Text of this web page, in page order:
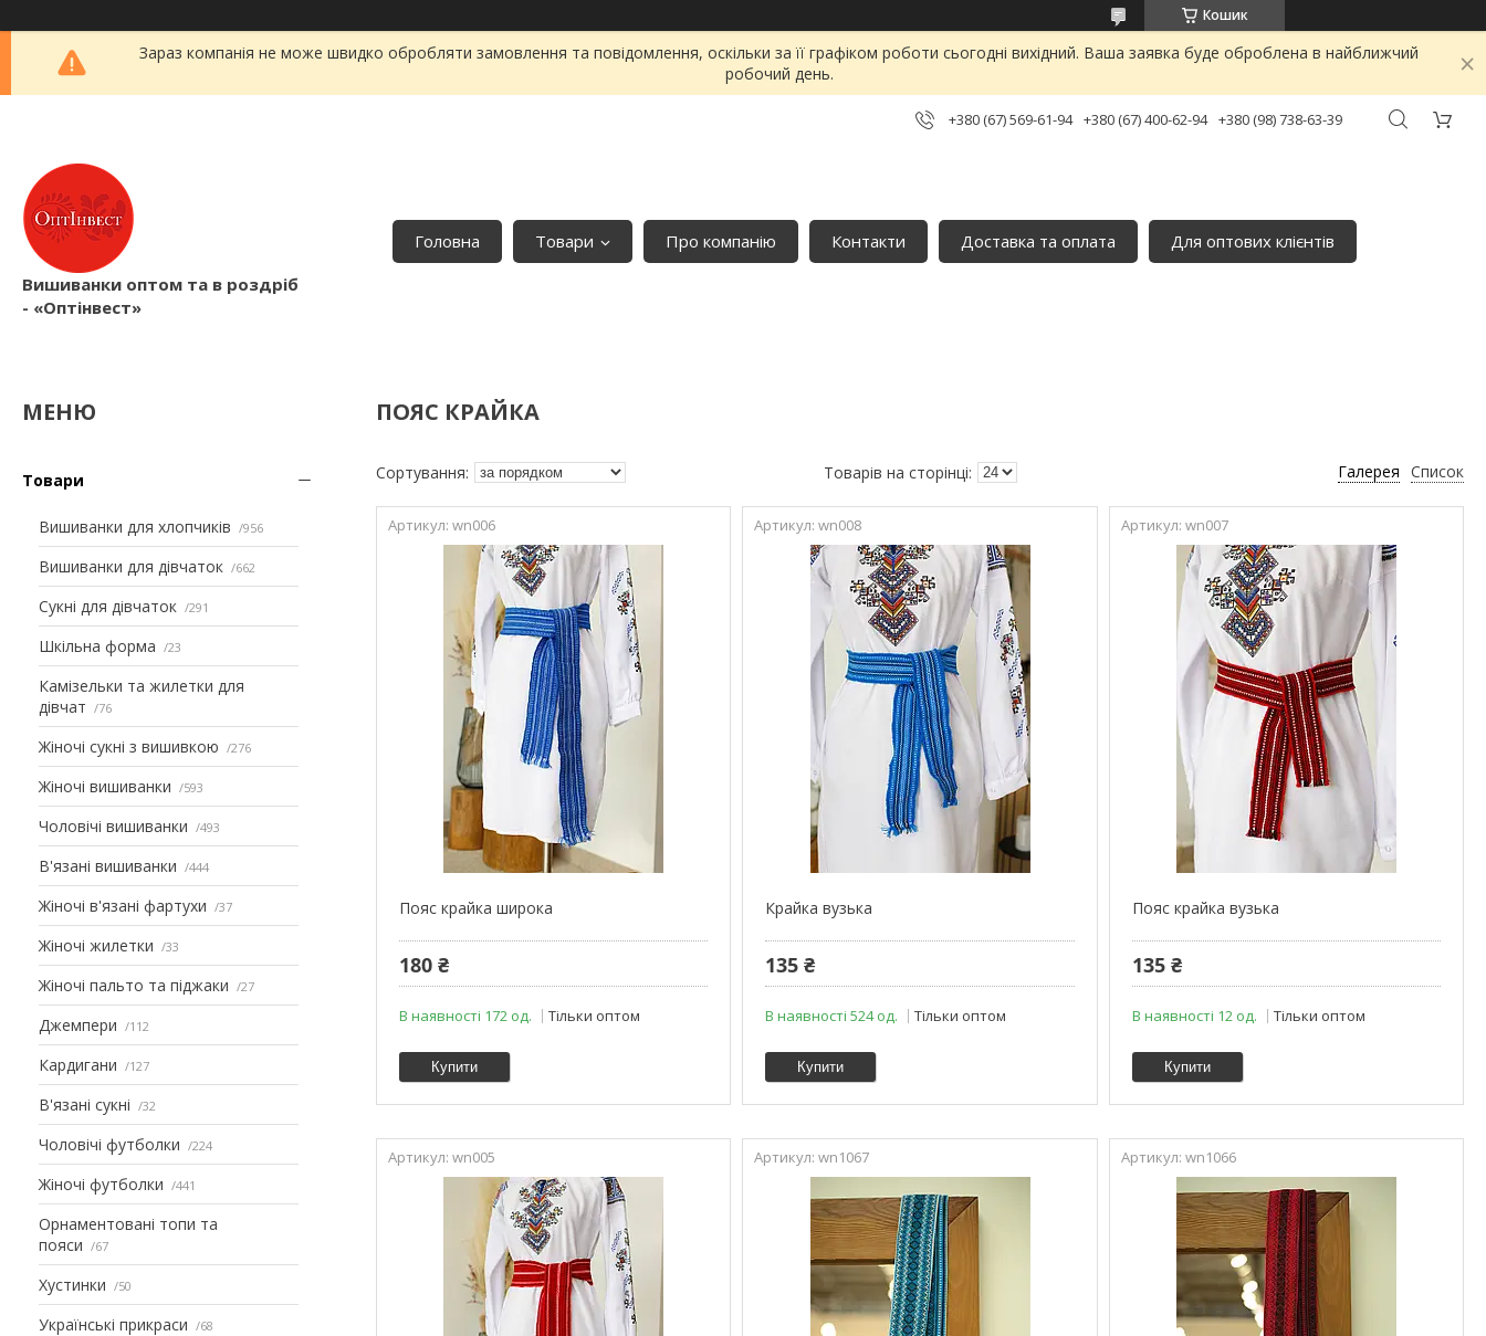
Кошик
Зараз компанія не може швидко обробляти замовлення та повідомлення, оскільки за її графіком роботи сьогодні вихідний. Ваша заявка буде оброблена в найближчий
робочий день.
+380 (67) 569-61-94 +380 (67) 400-62-94 +380 (98) 738-63-39
Вишиванки оптом та в роздріб
- «Оптінвест»
Головна Товари Про компанію Контакти Доставка та оплата Для оптових клієнтів
Товари
Вишиванки для хлопчиків 956
Вишиванки для дівчаток 662
Сукні для дівчаток 291
Шкільна форма 23
Камізельки та жилетки для
дівчат
76
Жіночі сукні з вишивкою 276
Жіночі вишиванки 593
Чоловічі вишиванки 493
В'язані вишиванки 444
Жіночі в'язані фартухи 37
Жіночі жилетки 33
Жіночі пальто та піджаки 27
Джемпери 112
Кардигани 127
В'язані сукні 32
Чоловічі футболки 224
Жіночі футболки 441
Орнаментовані топи та
пояси
67
Хустинки 50
Українські прикраси 68
ПОЯС КРАЙКА
Галерея Список
wn006
Пояс крайка широка
180 ₴
В наявності 172 од. Тільки оптом
Купити
wn008
Крайка вузька
135 ₴
В наявності 524 од. Тільки оптом
Купити
wn007
Пояс крайка вузька
135 ₴
В наявності 12 од. Тільки оптом
Купити
wn005 wn1067 wn1066